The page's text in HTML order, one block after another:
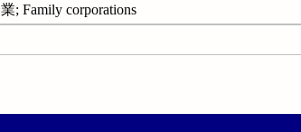
; Family corporations